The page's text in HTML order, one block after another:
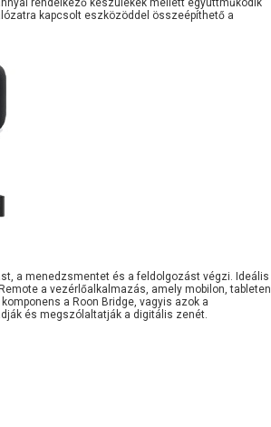
rendelkező készülékek mellett együttműködik
kapcsolt eszközöddel összeépíthető a
a menedzsmentet és a feldolgozást végzi. Ideális
a vezérlőalkalmazás, amely mobilon, tableten
a Roon Bridge, vagyis azok a
és megszólaltatják a digitális zenét.